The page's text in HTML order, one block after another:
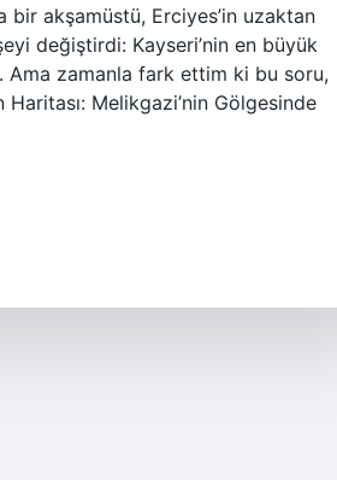
bir akşamüstü, Erciyes’in uzaktan
değiştirdi: Kayseri’nin en büyük
Ama zamanla fark ettim ki bu soru,
Melikgazi’nin Gölgesinde